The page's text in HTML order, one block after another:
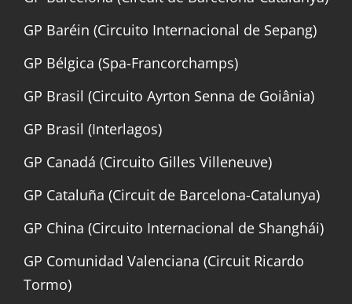
GP Baréin (Circuito Internacional de Sepang)
GP Bélgica (Spa-Francorchamps)
GP Brasil (Circuito Ayrton Senna de Goiânia)
GP Brasil (Interlagos)
GP Canadá (Circuito Gilles Villeneuve)
GP Cataluña (Circuit de Barcelona-Catalunya)
GP China (Circuito Internacional de Shanghái)
GP Comunidad Valenciana (Circuit Ricardo
Tormo)